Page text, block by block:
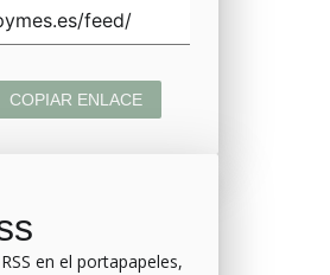
COPIAR ENLACE
en el portapapeles,